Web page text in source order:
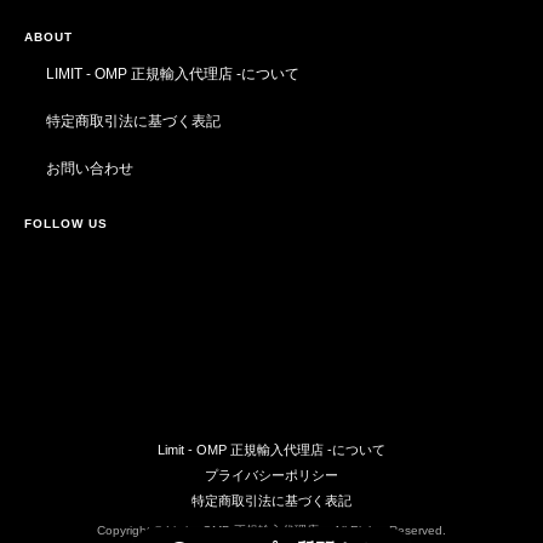
ABOUT
LIMIT - OMP 正規輸入代理店 -について
特定商取引法に基づく表記
お問い合わせ
FOLLOW US
Limit - OMP 正規輸入代理店 -について
プライバシーポリシー
特定商取引法に基づく表記
Copyright © Limit - OMP 正規輸入代理店 -. All Rights Reserved.